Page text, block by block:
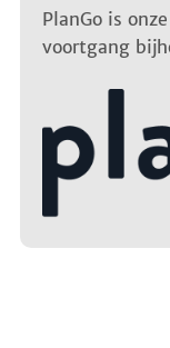
PlanGo is
voortgang